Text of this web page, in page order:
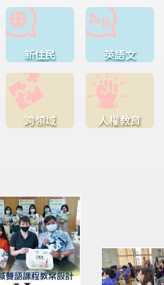
新住民 英語文
跨領域 人權教育